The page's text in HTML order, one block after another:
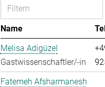
Name
Melisa Adigüzel
Gastwissenschaftler/-in
Fatemeh Afsharmanesh